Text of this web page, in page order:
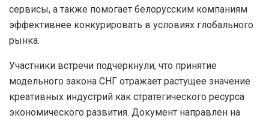
сервисы, а также помогает белорусским компаниям
эффективнее конкурировать в условиях глобального
рынка.
Участники встречи подчеркнули, что принятие
модельного закона СНГ отражает растущее значение
креативных индустрий как стратегического ресурса
экономического развития. Документ направлен на